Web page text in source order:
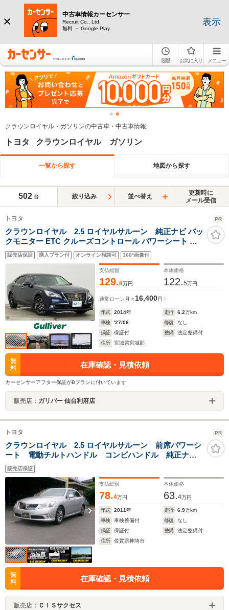
中古車情報カーセンサー
Recruit Co., Ltd.
無料 － Google Play
表示
履歴 お気に入り メニュー
クラウンロイヤル・ガソリンの中古車・中古車情報
トヨタ クラウンロイヤル ガソリン
一覧から探す 地図から探す
502 台 絞り込み 並べ替え
更新時に
メール受信
トヨタ PR
クラウンロイヤル 2.5 ロイヤルサルーン 純正ナビ バッ
クモニター ETC クルーズコントロール パワーシート フ
ルセグTV Bluetoothオーディオ HIDヘッドランプ フォグ
ランプ スマートキー プッシュスタート 禁煙車
販売店保証 購入プラン付 オンライン相談可 360°画像付
支払総額
129.8万円
本体価格
122.5万円
通常ローン 月々16,400円
年式 2014年 走行 6.2万km
車検
'27/06 修復
なし
保証
保証付 整備
法定整備付
住所
宮城県宮城郡
無
料
在庫確認・見積依頼
カーセンサーアフター保証がBプランに付いています
販売店： ガリバー 仙台利府店
トヨタ PR
クラウンロイヤル 2.5 ロイヤルサルーン 前席パワーシ
ート 電動チルトハンドル コンビハンドル 純正ナ
ビ・TV・CD/DVD スマートキー2個 取り扱い説明書
販売店保証
支払総額
78.4万円
本体価格
63.4万円
年式 2011年 走行 6.9万km
車検
車検整備付 修復
なし
保証
保証付 整備
法定整備付
住所
佐賀県神埼市
無
料
在庫確認・見積依頼
販売店： ＣＩＳサクセス